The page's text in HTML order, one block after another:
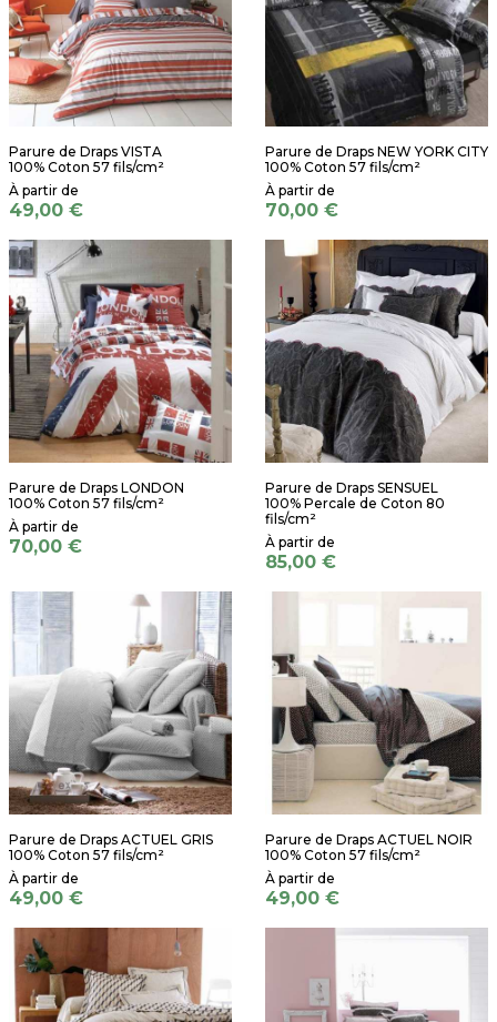
Parure de Draps VISTA
100% Coton 57 fils/cm²
49,00 €
Parure de Draps NEW YORK CITY
100% Coton 57 fils/cm²
70,00 €
Parure de Draps LONDON
100% Coton 57 fils/cm²
70,00 €
Parure de Draps SENSUEL
100% Percale de Coton 80
fils/cm²
85,00 €
Parure de Draps ACTUEL GRIS
100% Coton 57 fils/cm²
49,00 €
Parure de Draps ACTUEL NOIR
100% Coton 57 fils/cm²
49,00 €